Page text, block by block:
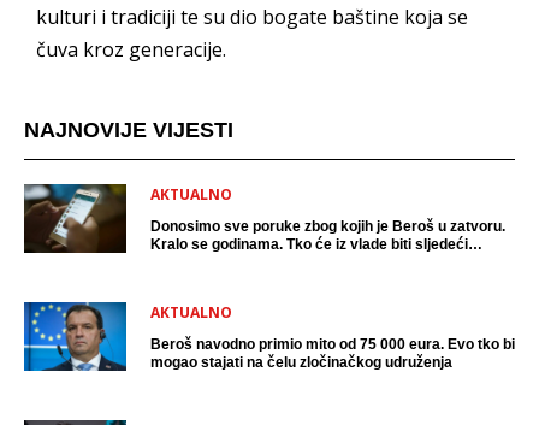
kulturi i tradiciji te su dio bogate baštine koja se
čuva kroz generacije.
NAJNOVIJE VIJESTI
AKTUALNO
Donosimo sve poruke zbog kojih je Beroš u zatvoru.
Kralo se godinama. Tko će iz vlade biti sljedeći
AKTUALNO
Beroš navodno primio mito od 75 000 eura. Evo tko bi
mogao stajati na čelu zločinačkog udruženja